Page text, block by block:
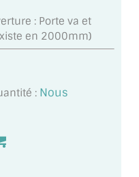
: Porte va et
en 2000mm)
: Nous